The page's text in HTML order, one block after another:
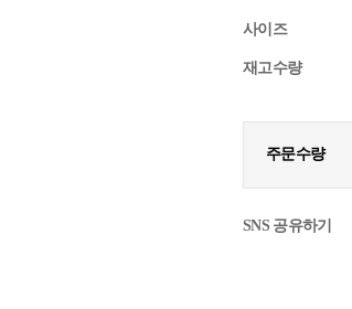
사이즈
재고수량
주문수량
SNS 공유하기